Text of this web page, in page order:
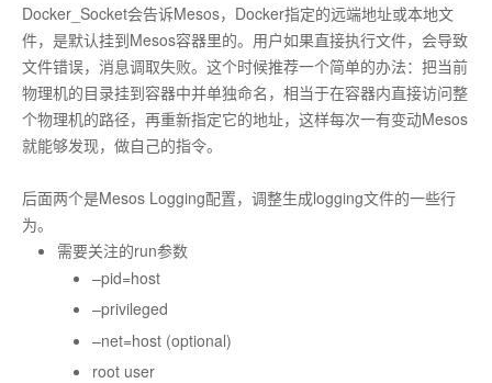
Docker_Socket会告诉Mesos，Docker指定的远端地址或本地文
件，是默认挂到Mesos容器里的。用户如果直接执行文件，会导致
文件错误，消息调取失败。这个时候推荐一个简单的办法：把当前
物理机的目录挂到容器中并单独命名，相当于在容器内直接访问整
个物理机的路径，再重新指定它的地址，这样每次一有变动Mesos
就能够发现，做自己的指令。
后面两个是Mesos Logging配置，调整生成logging文件的一些行
为。
需要关注的run参数
–pid=host
–privileged
–net=host (optional)
root user